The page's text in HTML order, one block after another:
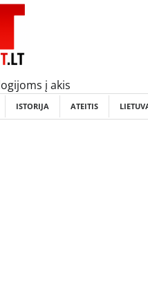
į akis
ISTORIJA ATEITIS